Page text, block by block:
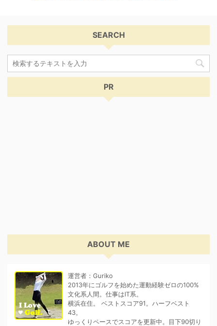
SEARCH
PR
ABOUT ME
運営者：Guriko
2013年にゴルフを始めた運動経験ゼロの100%
文化系人間。仕事はIT系。
横浜在住。 ベストスコア91。ハーフベスト
43。
ゆっくりペースでスコアを更新中。目下90切り